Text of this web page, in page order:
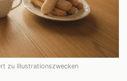
zu Illustrationszwecken